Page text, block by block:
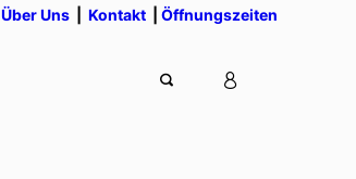
Über Uns Kontakt Öffnungszeiten